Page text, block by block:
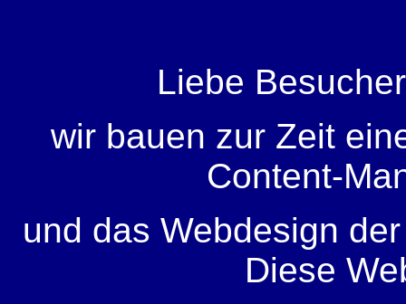
Liebe
wir bauen zur Zeit
Content-
und das Webdesign
Diese